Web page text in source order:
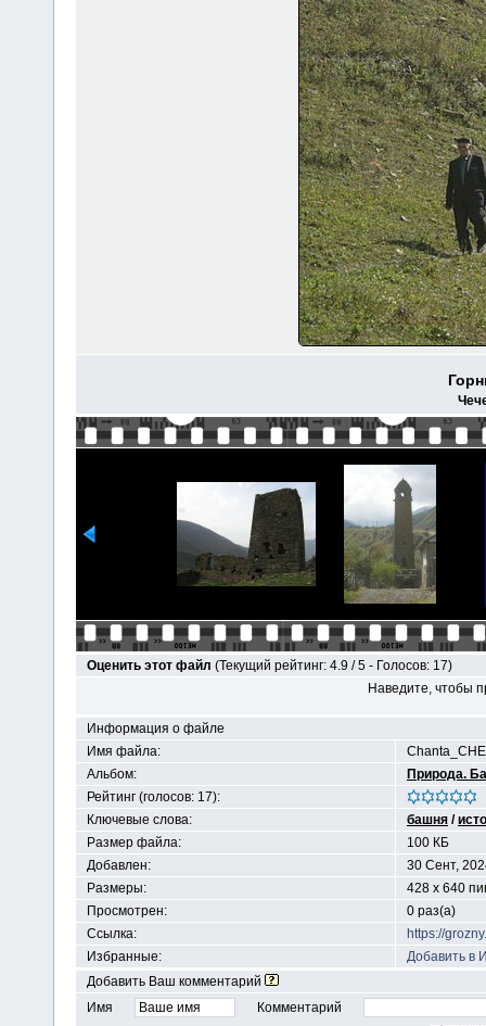
Оценить этот файл (Текущий рейтинг: 4.9 / 5 - Голосов: 17)
Наведите, чтобы
Информация о файле
Имя файла:
Альбом:
Природа.
Рейтинг (голосов: 17):
Ключевые слова:
башня /
Размер файла:
100 КБ
Добавлен:
30 Сент,
Размеры:
428 x 640
Просмотрен:
0 раз(а)
Ссылка:
https://
Избранные:
Добавить в
Добавить Ваш комментарий
Имя
Комментарий